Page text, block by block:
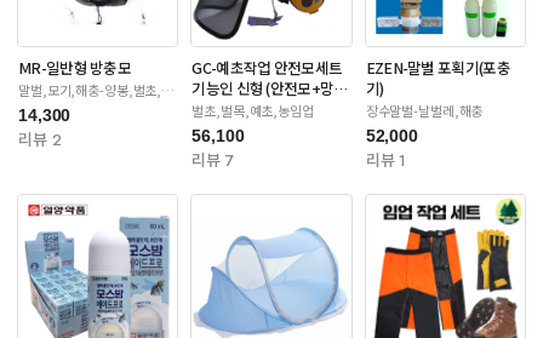
MR-일반형 방충모
말벌,모기,해충-양봉,벌초,제
초
14,300
리뷰 2
GC-예초작업 안전모세트
기능인 신형 (안전모+망
+귀마개)
벌초,벌목,예초,농임업
56,100
리뷰 7
EZEN-말벌 포획기(포충
기)
장수말벌-날벌레,해충
52,000
리뷰 1